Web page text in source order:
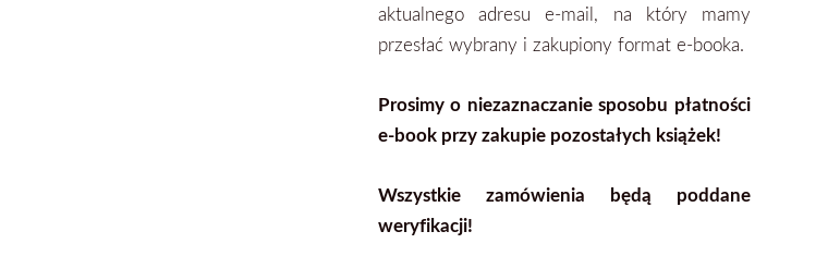
aktualnego adresu e-mail, na który mamy
przesłać wybrany i zakupiony format e-booka.
Prosimy o niezaznaczanie sposobu płatności
e-book przy zakupie pozostałych książek!
Wszystkie zamówienia będą poddane
weryfikacji!